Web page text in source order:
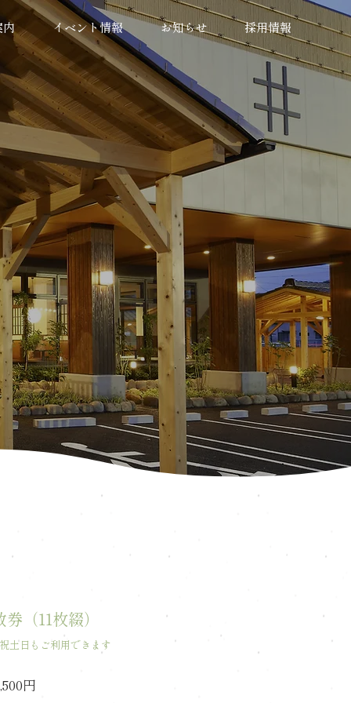
内 イベント情報 お知らせ 採用情報
（11枚綴）
土日もご利用できます
円